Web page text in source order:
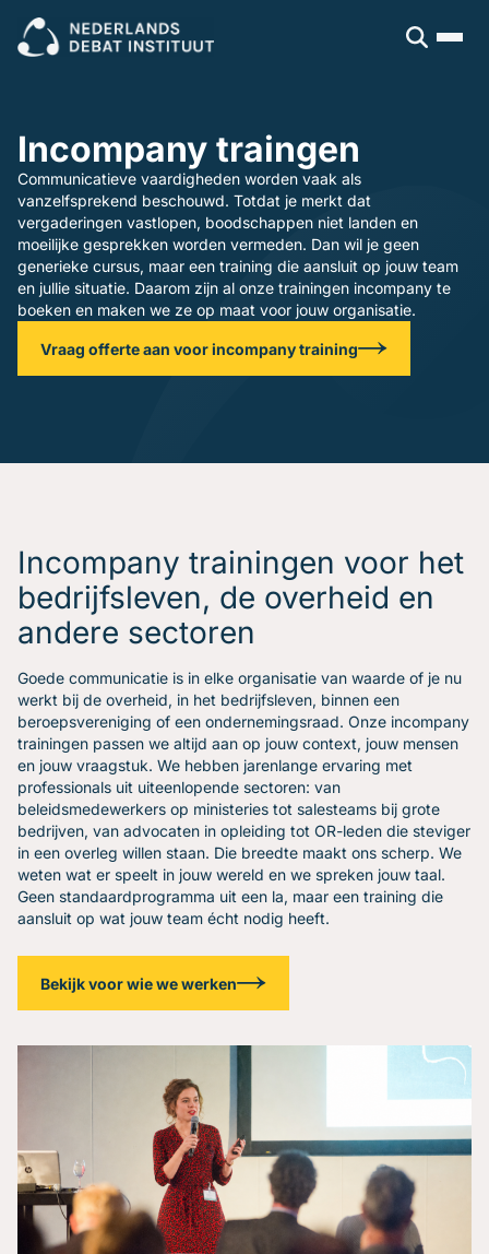
Open cursus
Incompany
Politiek
Dagvoorzitters
Debatleiders
Dagvoorzitters
Gespreksleiders
Voor wie
Overheid
Bedrijfsleven
Politiek en gemeenten
Beroepsopleiders
Kennisbank
Boeken
Downloads
Over ons
Incompany traingen
Communicatieve vaardigheden worden vaak als
vanzelfsprekend beschouwd. Totdat je merkt dat
vergaderingen vastlopen, boodschappen niet landen en
moeilijke gesprekken worden vermeden. Dan wil je geen
generieke cursus, maar een training die aansluit op jouw team
en jullie situatie. Daarom zijn al onze trainingen incompany te
boeken en maken we ze op maat voor jouw organisatie.
Vraag offerte aan voor incompany training
Incompany trainingen voor het
bedrijfsleven, de overheid en
andere sectoren
Goede communicatie is in elke organisatie van waarde of je nu
werkt bij de overheid, in het bedrijfsleven, binnen een
beroepsvereniging of een ondernemingsraad. Onze incompany
trainingen passen we altijd aan op jouw context, jouw mensen
en jouw vraagstuk. We hebben jarenlange ervaring met
professionals uit uiteenlopende sectoren: van
beleidsmedewerkers op ministeries tot salesteams bij grote
bedrijven, van advocaten in opleiding tot OR-leden die steviger
in een overleg willen staan. Die breedte maakt ons scherp. We
weten wat er speelt in jouw wereld en we spreken jouw taal.
Geen standaardprogramma uit een la, maar een training die
aansluit op wat jouw team écht nodig heeft.
Bekijk voor wie we werken